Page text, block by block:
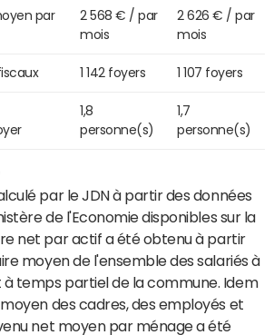
par
2 568 € / par
mois
2 626 € / par
mois
1 142 foyers 1 107 foyers
1,8
personne(s)
1,7
personne(s)
par le JDN à partir des données
de l'Economie disponibles sur la
net par actif a été obtenu à partir
moyen de l'ensemble des salariés à
temps partiel de la commune. Idem
des cadres, des employés et
net moyen par ménage a été